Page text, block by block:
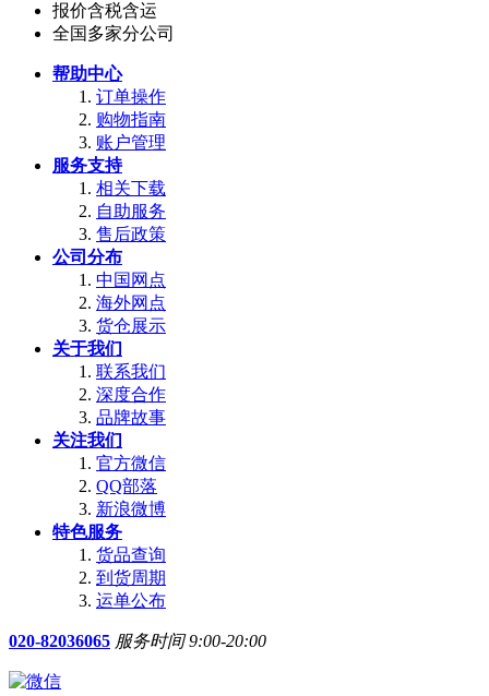
报价含税含运
全国多家分公司
帮助中心
订单操作
购物指南
账户管理
服务支持
相关下载
自助服务
售后政策
公司分布
中国网点
海外网点
货仓展示
关于我们
联系我们
深度合作
品牌故事
关注我们
官方微信
QQ部落
新浪微博
特色服务
货品查询
到货周期
运单公布
020-82036065 服务时间 9:00-20:00